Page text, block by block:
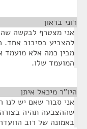
רוני בראון
אני מצטרף לבקשה
להצביע בסיבוב אחד.
מבין כמה אלא מועמד
המועמד שלו.
היו"ר מיכאל איתן
אני סבור שאם יש לנו
שההצבעה תהיה
באמונה של רוב